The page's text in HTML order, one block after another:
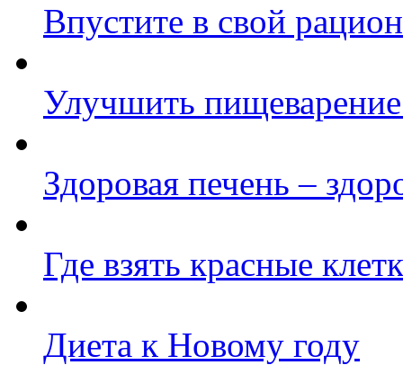
Впустите в свой
Улучшить пищеварение
Здоровая печень –
Где взять красные
Диета к Новому году